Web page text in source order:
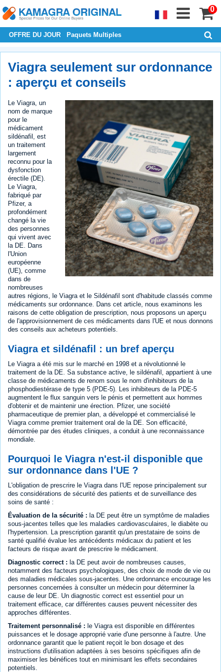
0
OFFRE DU JOUR Paquets Multiples
Viagra seulement sur ordonnance
: aperçu et conseils
Le Viagra, un
nom de marque
pour le
médicament
sildénafil, est
un traitement
largement
reconnu pour la
dysfonction
érectile (DE).
Le Viagra,
fabriqué par
Pfizer, a
profondément
changé la vie
des personnes
qui vivent avec
la DE. Dans
l'Union
européenne
(UE), comme
dans de
nombreuses
autres régions, le Viagra et le Sildénafil sont d'habitude classés comme
médicaments sur ordonnance. Dans cet article, nous examinons les
raisons de cette obligation de prescription, nous proposons un aperçu
de l'approvisionnement de ces médicaments dans l'UE et nous donnons
des conseils aux acheteurs potentiels.
Viagra et sildénafil : un bref aperçu
Le Viagra a été mis sur le marché en 1998 et a révolutionné le
traitement de la DE. Sa substance active, le sildénafil, appartient à une
classe de médicaments de renom sous le nom d'inhibiteurs de la
phosphodiestérase de type 5 (PDE-5). Les inhibiteurs de la PDE-5
augmentent le flux sanguin vers le pénis et permettent aux hommes
d'obtenir et de maintenir une érection. Pfizer, une société
pharmaceutique de premier plan, a développé et commercialisé le
Viagra comme premier traitement oral de la DE. Son efficacité,
démontrée par des études cliniques, a conduit à une reconnaissance
mondiale.
Pourquoi le Viagra n'est-il disponible que
sur ordonnance dans l'UE ?
L'obligation de prescrire le Viagra dans l'UE repose principalement sur
des considérations de sécurité des patients et de surveillance des
soins de santé :
Évaluation de la sécurité : la DE peut être un symptôme de maladies
sous-jacentes telles que les maladies cardiovasculaires, le diabète ou
l'hypertension. La prescription garantit qu'un prestataire de soins de
santé qualifié évalue les antécédents médicaux du patient et les
facteurs de risque avant de prescrire le médicament.
Diagnostic correct : la DE peut avoir de nombreuses causes,
notamment des facteurs psychologiques, des choix de mode de vie ou
des maladies médicales sous-jacentes. Une ordonnance encourage les
personnes concernées à consulter un médecin pour déterminer la
cause de leur DE. Un diagnostic correct est essentiel pour un
traitement efficace, car différentes causes peuvent nécessiter des
approches différentes.
Traitement personnalisé : le Viagra est disponible en différentes
puissances et le dosage approprié varie d'une personne à l'autre. Une
ordonnance garantit que le patient reçoit le bon dosage et des
instructions d'utilisation adaptées à ses besoins spécifiques afin de
maximiser les bénéfices tout en minimisant les effets secondaires
potentiels.